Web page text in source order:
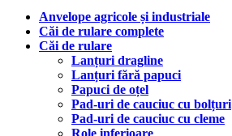
Anvelope agricole și industriale
Căi de rulare complete
Căi de rulare
Lanțuri dragline
Lanțuri fără papuci
Papuci de oțel
Pad-uri de cauciuc cu bolțuri
Pad-uri de cauciuc cu cleme
Role inferioare